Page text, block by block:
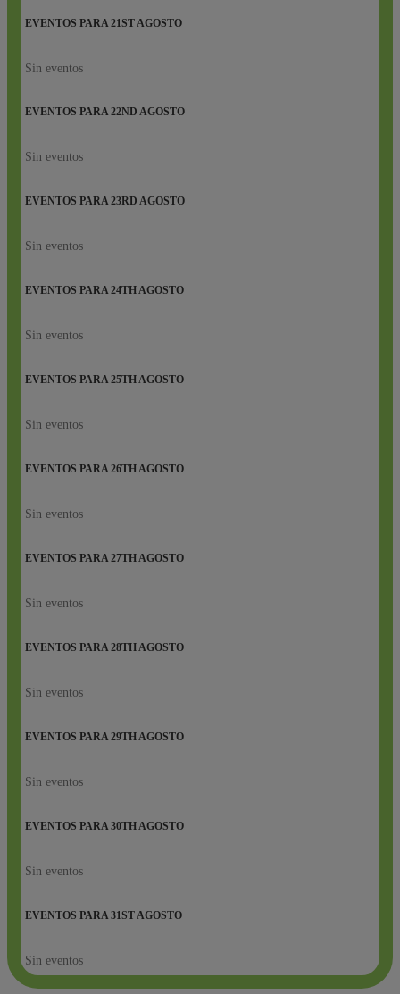
EVENTOS PARA 21ST AGOSTO
Sin eventos
EVENTOS PARA22ND AGOSTO
Sin eventos
EVENTOS PARA23RD AGOSTO
Sin eventos
EVENTOS PARA24THAGOSTO
Sin eventos
EVENTOS PARA25THAGOSTO
Sin eventos
EVENTOS PARA26THAGOSTO
Sin eventos
EVENTOS PARA27THAGOSTO
Sin eventos
EVENTOS PARA28THAGOSTO
Sin eventos
EVENTOS PARA29THAGOSTO
Sin eventos
EVENTOS PARA 30TH AGOSTO
Sin eventos
EVENTOS PARA 31ST AGOSTO
Sin eventos